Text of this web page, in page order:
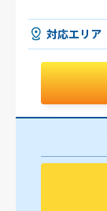
対応エリア